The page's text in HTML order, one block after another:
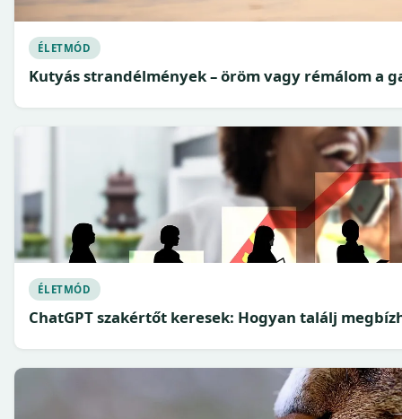
ÉLETMÓD
Kutyás strandélmények – öröm vagy rémálom a
ÉLETMÓD
ChatGPT szakértőt keresek: Hogyan találj